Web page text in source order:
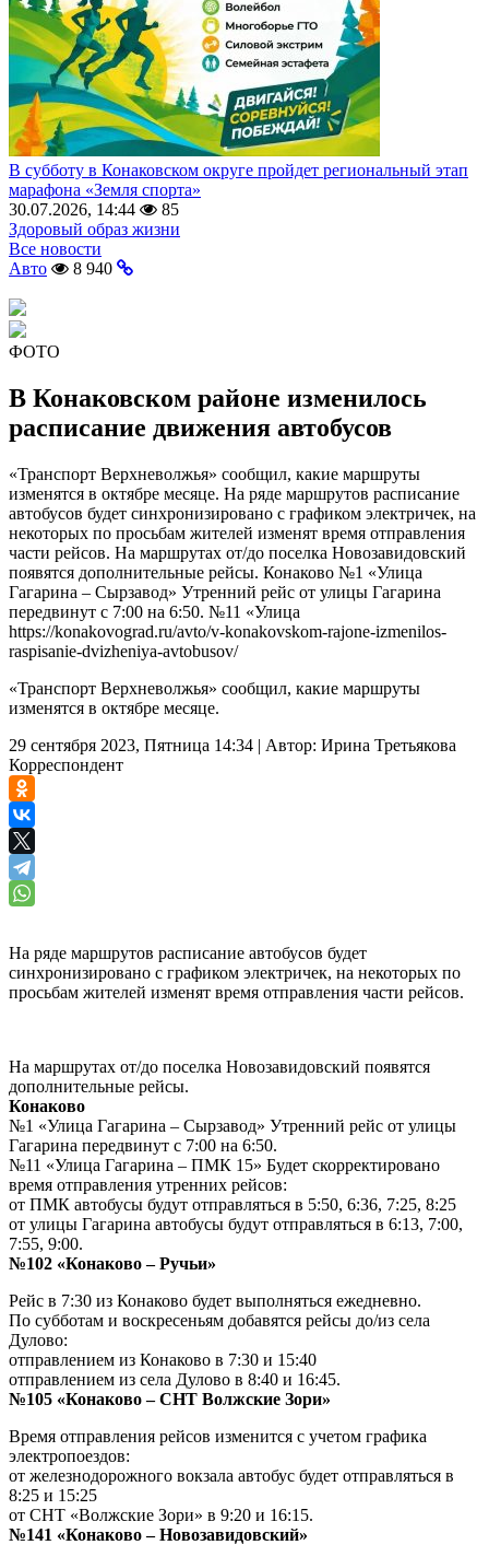
В субботу в Конаковском округе пройдет региональный этап
марафона «Земля спорта»
30.07.2026, 14:44
85
Здоровый образ жизни
Все новости
Авто
8 940
ФОТО
В Конаковском районе изменилось
расписание движения автобусов
«Транспорт Верхневолжья» сообщил, какие маршруты
изменятся в октябре месяце. На ряде маршрутов расписание
автобусов будет синхронизировано с графиком электричек, на
некоторых по просьбам жителей изменят время отправления
части рейсов. На маршрутах от/до поселка Новозавидовский
появятся дополнительные рейсы. Конаково №1 «Улица
Гагарина – Сырзавод» Утренний рейс от улицы Гагарина
передвинут с 7:00 на 6:50. №11 «Улица
https://konakovograd.ru/avto/v-konakovskom-rajone-izmenilos-
raspisanie-dvizheniya-avtobusov/
«Транспорт Верхневолжья» сообщил, какие маршруты
изменятся в октябре месяце.
29 сентября 2023, Пятница 14:34 | Автор: Ирина Третьякова
Корреспондент
На ряде маршрутов расписание автобусов будет
синхронизировано с графиком электричек, на некоторых по
просьбам жителей изменят время отправления части рейсов.
На маршрутах от/до поселка Новозавидовский появятся
дополнительные рейсы.
Конаково
№1 «Улица Гагарина – Сырзавод» Утренний рейс от улицы
Гагарина передвинут с 7:00 на 6:50.
№11 «Улица Гагарина – ПМК 15» Будет скорректировано
время отправления утренних рейсов:
от ПМК автобусы будут отправляться в 5:50, 6:36, 7:25, 8:25
от улицы Гагарина автобусы будут отправляться в 6:13, 7:00,
7:55, 9:00.
№102 «Конаково – Ручьи»
Рейс в 7:30 из Конаково будет выполняться ежедневно.
По субботам и воскресеньям добавятся рейсы до/из села
Дулово:
отправлением из Конаково в 7:30 и 15:40
отправлением из села Дулово в 8:40 и 16:45.
№105 «Конаково – СНТ Волжские Зори»
Время отправления рейсов изменится с учетом графика
электропоездов:
от железнодорожного вокзала автобус будет отправляться в
8:25 и 15:25
от СНТ «Волжские Зори» в 9:20 и 16:15.
№141 «Конаково – Новозавидовский»